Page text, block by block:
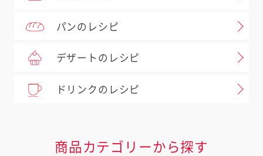
パンのレシピ
デザートのレシピ
ドリンクのレシピ
商品カテゴリーから探す